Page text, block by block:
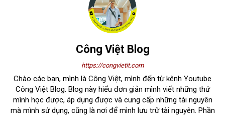
Công Việt Blog
https://congvietit.com
Chào các bạn, mình là Công Việt, mình đến từ kênh Youtube
Công Việt Blog. Blog này hiểu đơn giản mình viết những thứ
mình học được, áp dụng được và cung cấp những tài nguyên
mà mình sử dụng, cũng là nơi để mình lưu trữ tài nguyên. Phần